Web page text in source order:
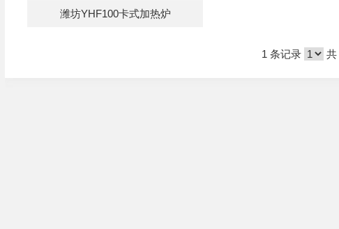
潍坊YHF100卡式加热炉
1 条记录 共